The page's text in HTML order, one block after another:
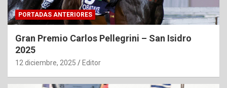
PORTADAS ANTERIORES
Gran Premio Carlos Pellegrini – San Isidro
2025
12 diciembre, 2025 Editor